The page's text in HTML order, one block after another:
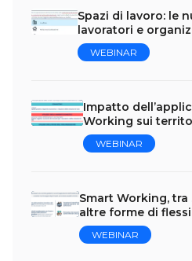
Spazi di lavoro: le
lavoratori e
WEBINAR
Impatto
Working sui
WEBINAR
Smart Working,
altre forme di
WEBINAR